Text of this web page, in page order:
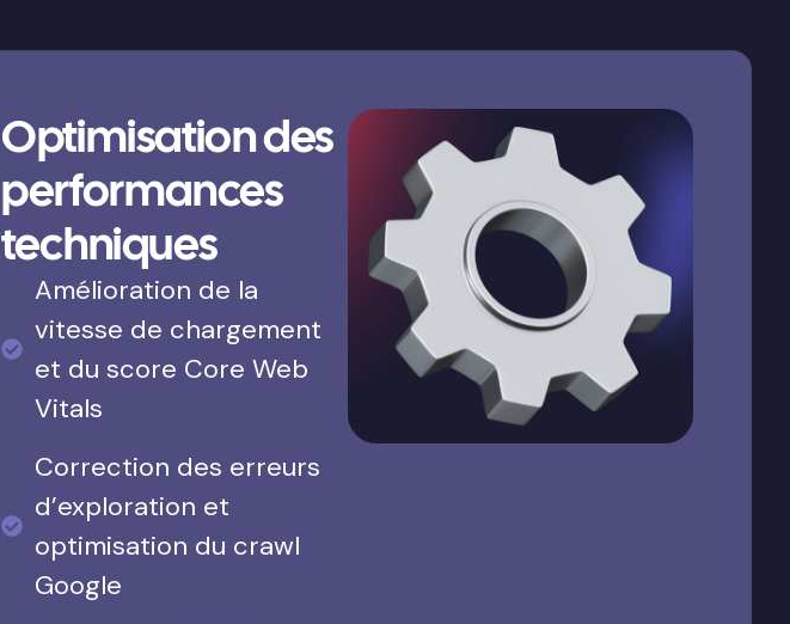
Optimisation des
performances
techniques
Amélioration de la
vitesse de chargement
et du score Core Web
Vitals
Correction des erreurs
d’exploration et
optimisation du crawl
Google